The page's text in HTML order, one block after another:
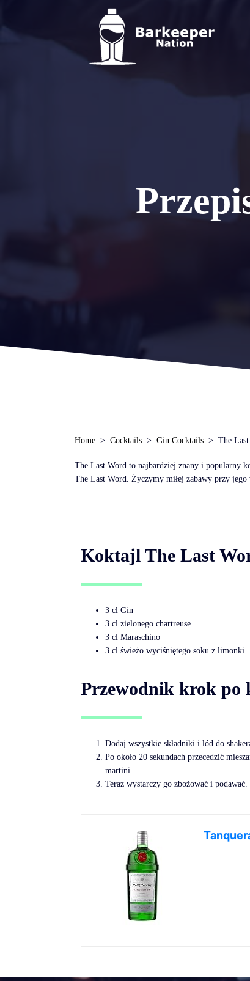
Home Cocktails Gin Cocktails The
The Last Word to najbardziej znany i popularny
The Last Word. Życzymy miłej zabawy przy jego
Koktajl The Last
3 cl Gin
3 cl zielonego chartreuse
3 cl Maraschino
3 cl świeżo wyciśniętego soku z limonki
Przewodnik krok po
Dodaj wszystkie składniki i lód do
Po około 20 sekundach przecedzić
martini.
Teraz wystarczy go zbożować i podawać.